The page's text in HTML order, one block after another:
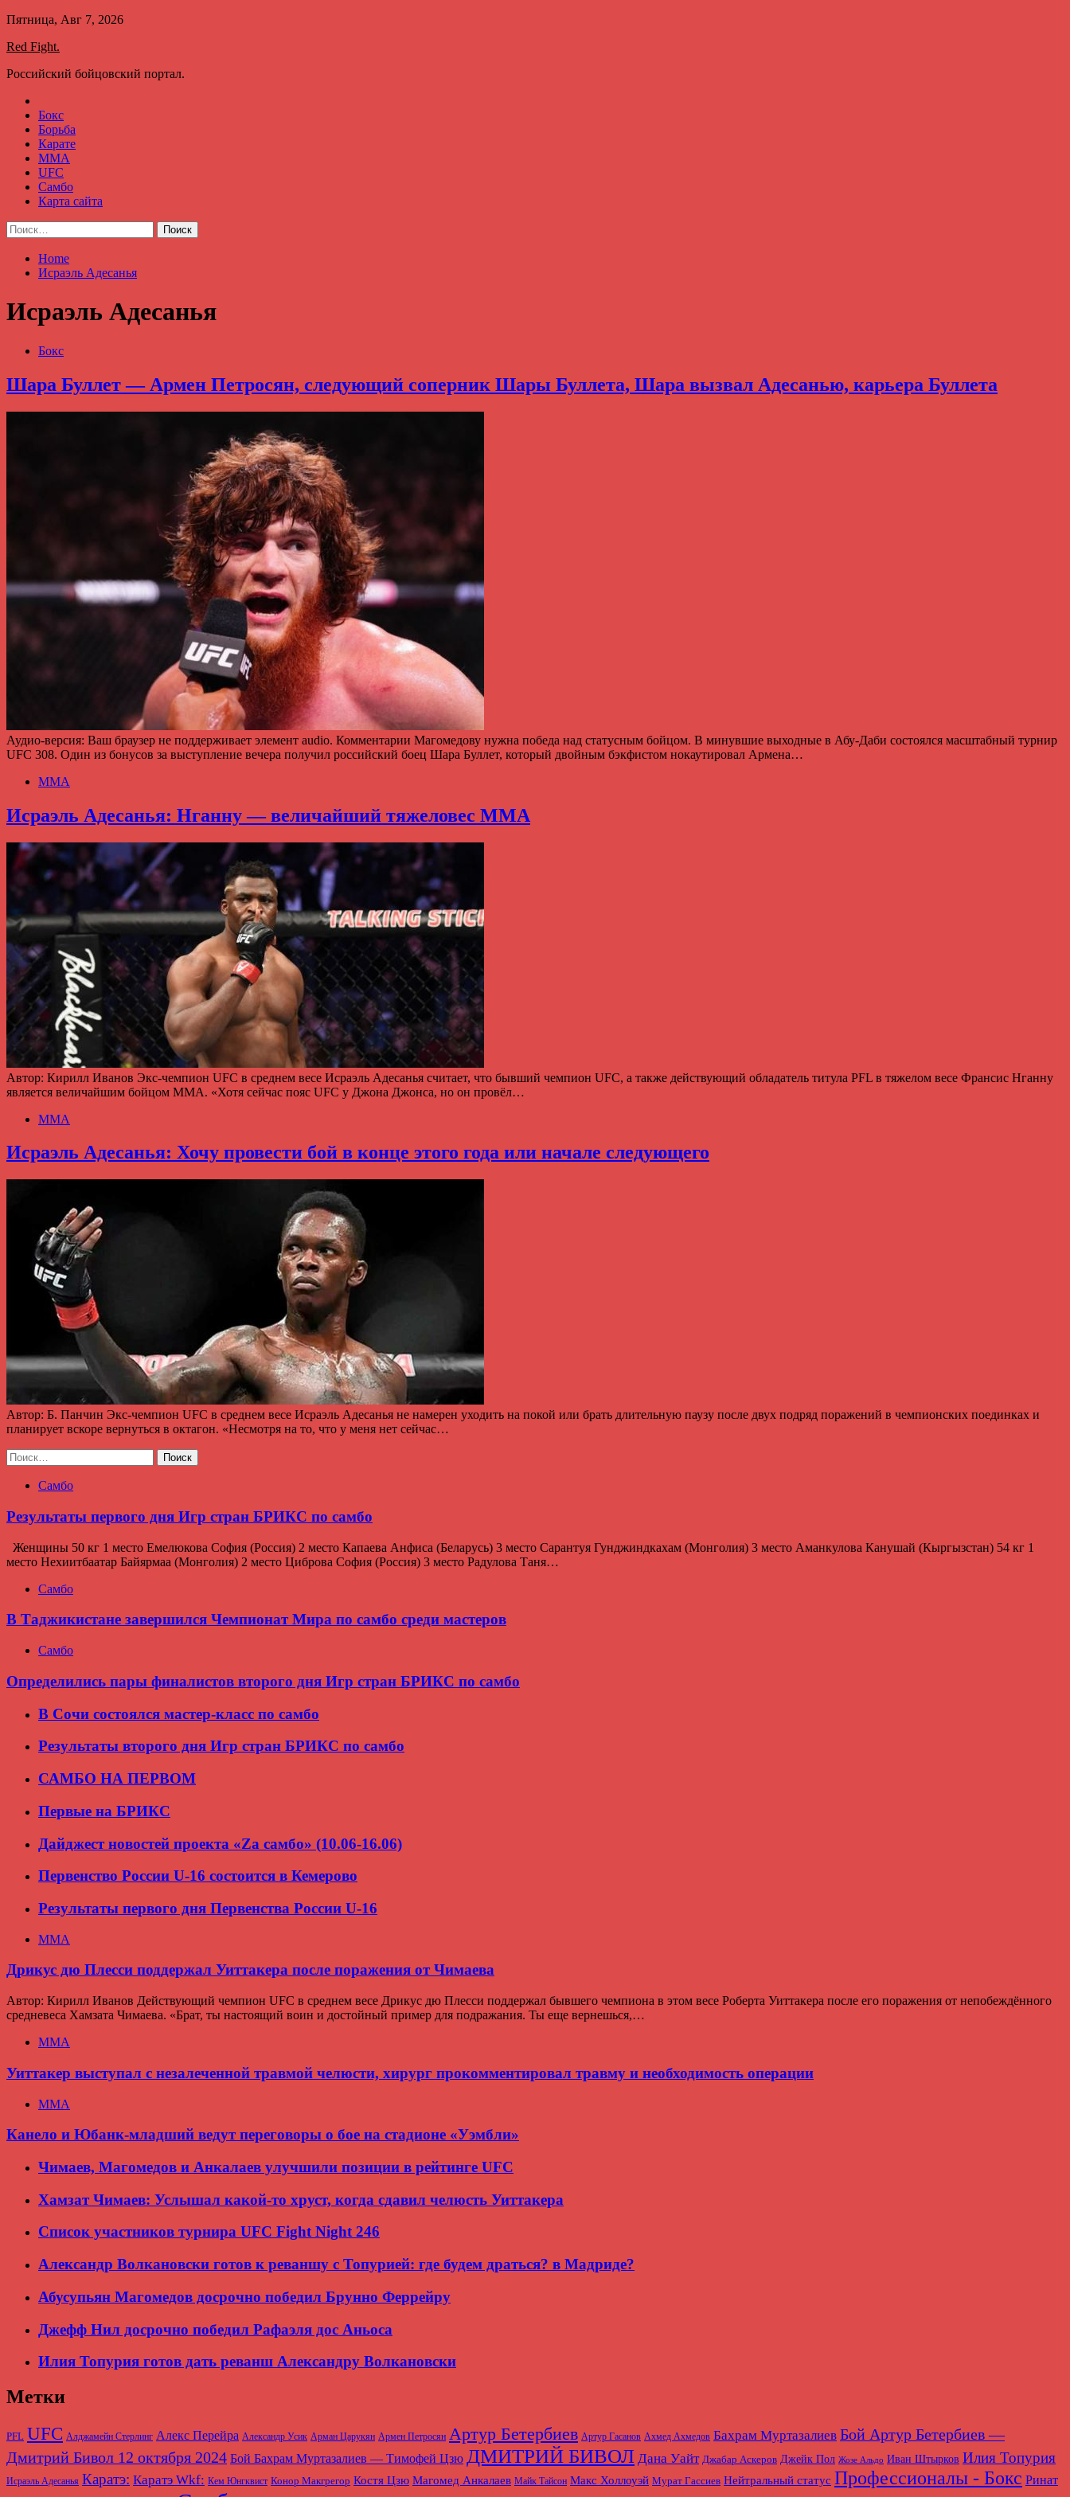
Skip
content
Пятница, Авг 7, 2026
Red Fight.
Российский бойцовский портал.
Бокс
Борьба
Карате
ММА
UFC
Самбо
Карта сайта
Найти:
Home
Исраэль Адесанья
Исраэль Адесанья
Бокс
Шара Буллет — Армен Петросян, следующий соперник Шары Буллета, Шара вызвал Адесанью, карьера Буллета
Аудио-версия: Ваш браузер не поддерживает элемент audio. Комментарии Магомедову нужна победа над статусным бойцом. В минувшие выходные в Абу-Даби состоялся масштабный турнир
UFC 308. Один из бонусов за выступление вечера получил российский боец Шара Буллет, который двойным бэкфистом нокаутировал Армена…
ММА
Исраэль Адесанья: Нганну — величайший тяжеловес ММА
Автор: Кирилл Иванов Экс-чемпион UFC в среднем весе Исраэль Адесанья считает, что бывший чемпион UFC, а также действующий обладатель титула PFL в тяжелом весе Франсис Нганну
является величайшим бойцом ММА. «Хотя сейчас пояс UFC у Джона Джонса, но он провёл…
ММА
Исраэль Адесанья: Хочу провести бой в конце этого года или начале следующего
Автор: Б. Панчин Экс-чемпион UFC в среднем весе Исраэль Адесанья не намерен уходить на покой или брать длительную паузу после двух подряд поражений в чемпионских поединках и
планирует вскоре вернуться в октагон. «Несмотря на то, что у меня нет сейчас…
Найти:
Самбо
Результаты первого дня Игр стран БРИКС по самбо
Женщины 50 кг 1 место Емелюкова София (Россия) 2 место Капаева Анфиса (Беларусь) 3 место Сарантуя Гунджиндкахам (Монголия) 3 место Аманкулова Канушай (Кыргызстан) 54 кг 1
место Нехиитбаатар Байярмаа (Монголия) 2 место Циброва София (Россия) 3 место Радулова Таня…
Самбо
В Таджикистане завершился Чемпионат Мира по самбо среди мастеров
Самбо
Определились пары финалистов второго дня Игр стран БРИКС по самбо
В Сочи состоялся мастер-класс по самбо
Результаты второго дня Игр стран БРИКС по самбо
САМБО НА ПЕРВОМ
Первые на БРИКС
Дайджест новостей проекта «Zа самбо» (10.06-16.06)
Первенство России U-16 состоится в Кемерово
Результаты первого дня Первенства России U-16
ММА
Дрикус дю Плесси поддержал Уиттакера после поражения от Чимаева
Автор: Кирилл Иванов Действующий чемпион UFC в среднем весе Дрикус дю Плесси поддержал бывшего чемпиона в этом весе Роберта Уиттакера после его поражения от непобеждённого
средневеса Хамзата Чимаева. «Брат, ты настоящий воин и достойный пример для подражания. Ты еще вернешься,…
ММА
Уиттакер выступал с незалеченной травмой челюсти, хирург прокомментировал травму и необходимость операции
ММА
Канело и Юбанк-младший ведут переговоры о бое на стадионе «Уэмбли»
Чимаев, Магомедов и Анкалаев улучшили позиции в рейтинге UFC
Хамзат Чимаев: Услышал какой-то хруст, когда сдавил челюсть Уиттакера
Список участников турнира UFC Fight Night 246
Александр Волкановски готов к реваншу с Топурией: где будем драться? в Мадриде?
Абусупьян Магомедов досрочно победил Брунно Феррейру
Джефф Нил досрочно победил Рафаэля дос Аньоса
Илия Топурия готов дать реванш Александру Волкановски
Метки
PFL UFC Алджамейн Стерлинг Алекс Перейра Александр Усик Арман Царукян Армен Петросян Артур Бетербиев Артур Гасанов Ахмед Ахмедов Бахрам Муртазалиев Бой Артур Бетербиев —
Дмитрий Бивол 12 октября 2024 Бой Бахрам Муртазалиев — Тимофей Цзю ДМИТРИЙ БИВОЛ Дана Уайт Джабар Аскеров Джейк Пол Жозе Альдо Иван Штырков Илия Топурия
Исраэль Адесанья Каратэ: Каратэ Wkf: Кем Юнгквист Конор Макгрегор Костя Цзю Магомед Анкалаев Майк Тайсон Макс Холлоуэй Мурат Гассиев Нейтральный статус Профессионалы - Бокс Ринат